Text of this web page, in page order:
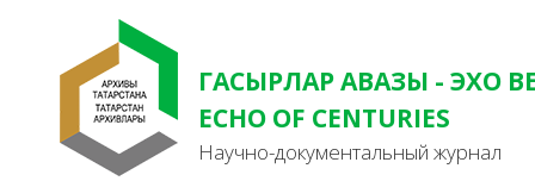
ГАСЫРЛАР АВАЗЫ - ЭХО
ECHO OF CENTURIES
Научно-документальный журнал